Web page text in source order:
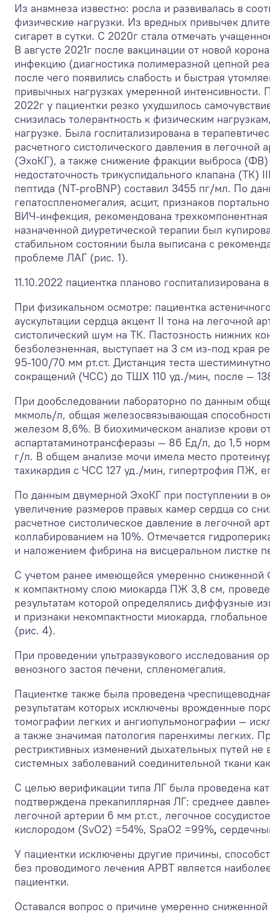
Из анамнеза известно: росла и развивалась в
физические нагрузки. Из вредных привычек
сигарет в сутки. С 2020г стала отмечать
В августе 2021г после вакцинации от новой
инфекцию (диагностика полимеразной цепной
после чего появились слабость и быстрая
привычных нагрузках умеренной
2022г у пациентки резко ухудшилось
снизилась толерантность к физическим
нагрузке. Была госпитализирована в
расчетного систолического давления в
(ЭхоКГ), а также снижение фракции выброса
недостаточность трикуспидального клапана (ТК)
пептида (NT-proBNP) составил 3455 пг/мл. По
гепатоспленомегалия, асцит, признаков
ВИЧ-инфекция, рекомендована
назначенной диуретической терапии был
стабильном состоянии была выписана с
проблеме ЛАГ (рис. 1).
11.10.2022 пациентка планово
При физикальном осмотре: пациентка
аускультации сердца акцент II тона на легочной
систолический шум на ТК. Пастозность нижних
безболезненная, выступает на 3 см из-под края
95-100/70 мм рт.ст. Дистанция теста
сокращений (ЧСС) до ТШХ 110 уд./мин, после —
При дообследовании лабораторно по данным
мкмоль/л, общая железосвязывающая
железом 8,6%. В биохимическом анализе крови
аспартатаминотрансферазы — 86 Ед/л, до 1,5
г/л. В общем анализе мочи имела место
тахикардия с ЧСС 127 уд./мин, гипертрофия ПЖ,
По данным двумерной ЭхоКГ при поступлении в
увеличение размеров правых камер сердца со
расчетное систолическое давление в легочной
коллабированием на 10%. Отмечается
и наложением фибрина на висцеральном листке
С учетом ранее имеющейся умеренно
к компактному слою миокарда ПЖ 3,8 см,
результатам которой определялись диффузные
и признаки некомпактности миокарда,
(рис. 4).
При проведении ультразвукового исследования
венозного застоя печени, спленомегалия.
Пациентке также была проведена
результатам которых исключены врожденные
томографии легких и ангиопульмонографии —
а также значимая патология паренхимы легких.
рестриктивных изменений дыхательных путей
системных заболеваний соединительной ткани
С целью верификации типа ЛГ была проведена
подтверждена прекапиллярная ЛГ: среднее
легочной артерии 6 мм рт.ст., легочное
кислородом (SvO2) =54%, SpaO2 =99%,
У пациентки исключены другие причины,
без проводимого лечения АРВТ является
пациентки.
Оставался вопрос о причине умеренно